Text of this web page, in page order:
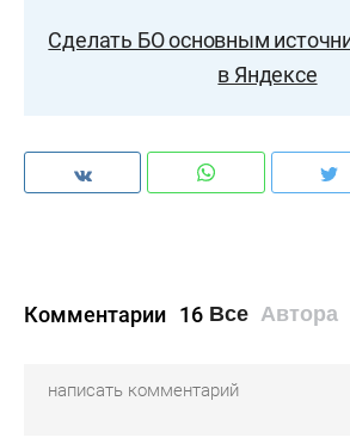
Сделать БО основным
в Яндексе
Комментарии 16 Все Автора